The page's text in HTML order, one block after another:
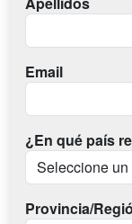
Email
¿En qué país
Provincia/